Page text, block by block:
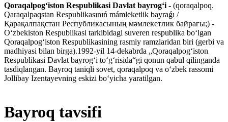
Qoraqalpogʻiston Respublikasi Davlat bayrogʻi - (qoraqalpoq.
Qaraqalpaqstan Respublikasınıń mámleketlik bayraǵı /
Қарақалпақстан Республикасының мәмлекетлик байрағы;) -
Oʻzbekiston Respublikasi tarkibidagi suveren respublika boʻlgan
Qoraqalpogʻiston Respublikasining rasmiy ramzlaridan biri (gerbi va
madhiyasi bilan birga).1992-yil 14-dekabrda „Qoraqalpogʻiston
Respublikasi Davlat bayrogʻi toʻgʻrisida“gi qonun qabul qilinganda
tasdiqlangan. Bayroq taniqli sovet, qoraqalpoq va oʻzbek rassomi
Jollibay Izentayevning eskizi boʻyicha yaratilgan.
Bayroq tavsifi